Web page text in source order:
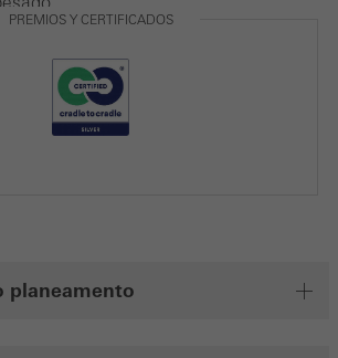
PREMIOS Y CERTIFICADOS
planeamento
são usados por terceiros para exibir
e atraentes para usuários individuais.
usuários em sites. Isso também
de serviços de fornecedores terceirizados